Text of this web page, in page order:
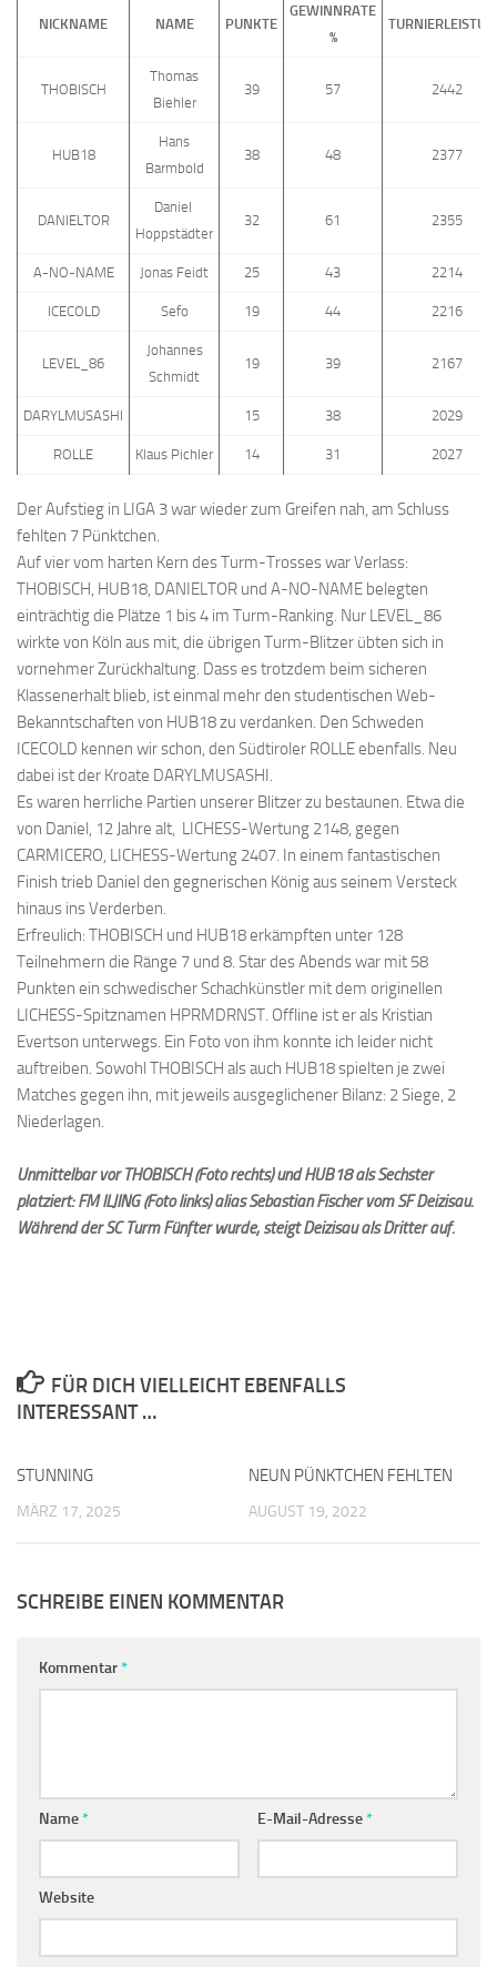
NICKNAME NAME PUNKTE
GEWINNRATE
%
THOBISCH
Thomas
Biehler
39 57 2442
HUB18
Hans
Barmbold
38 48 2377
DANIELTOR
Daniel
Hoppstädter
32 61 2355
A-NO-NAME Jonas Feidt 25 43 2214
ICECOLD Sefo 19 44 2216
LEVEL_86
Johannes
Schmidt
19 39 2167
DARYLMUSASHI 15 38 2029
ROLLE Klaus Pichler 14 31 2027
Der Aufstieg in LIGA 3 war wieder zum Greifen nah, am Schluss
fehlten 7 Pünktchen.
Auf vier vom harten Kern des Turm-Trosses war Verlass:
THOBISCH, HUB18, DANIELTOR und A-NO-NAME belegten
einträchtig die Plätze 1 bis 4 im Turm-Ranking. Nur LEVEL_86
wirkte von Köln aus mit, die übrigen Turm-Blitzer übten sich in
vornehmer Zurückhaltung. Dass es trotzdem beim sicheren
Klassenerhalt blieb, ist einmal mehr den studentischen Web-
Bekanntschaften von HUB18 zu verdanken. Den Schweden
ICECOLD kennen wir schon, den Südtiroler ROLLE ebenfalls. Neu
dabei ist der Kroate DARYLMUSASHI.
Es waren herrliche Partien unserer Blitzer zu bestaunen. Etwa die
von Daniel, 12 Jahre alt, LICHESS-Wertung 2148, gegen
CARMICERO, LICHESS-Wertung 2407. In einem fantastischen
Finish trieb Daniel den gegnerischen König aus seinem Versteck
hinaus ins Verderben.
Erfreulich: THOBISCH und HUB18 erkämpften unter 128
Teilnehmern die Ränge 7 und 8. Star des Abends war mit 58
Punkten ein schwedischer Schachkünstler mit dem originellen
LICHESS-Spitznamen HPRMDRNST. Offline ist er als Kristian
Evertson unterwegs. Ein Foto von ihm konnte ich leider nicht
auftreiben. Sowohl THOBISCH als auch HUB18 spielten je zwei
Matches gegen ihn, mit jeweils ausgeglichener Bilanz: 2 Siege, 2
Niederlagen.
Unmittelbar vor THOBISCH (Foto rechts) und HUB18 als Sechster
platziert: FM ILJING (Foto links) alias Sebastian Fischer vom SF Deizisau.
Während der SC Turm Fünfter wurde, steigt Deizisau als Dritter auf.
FÜR DICH VIELLEICHT EBENFALLS
INTERESSANT …
STUNNING
MÄRZ 17, 2025
NEUN PÜNKTCHEN FEHLTEN
AUGUST 19, 2022
SCHREIBE EINEN KOMMENTAR
Kommentar*
Name* E-Mail-Adresse*
Website